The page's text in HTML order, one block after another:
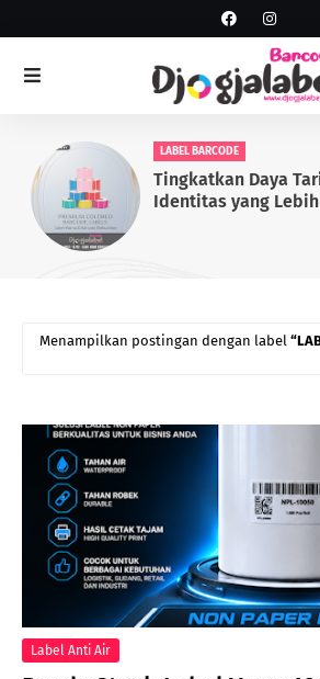
LABEL BARCODE
Tingkatkan Daya
Identitas yang Lebih
Menampilkan postingan dengan label
Label Anti Air